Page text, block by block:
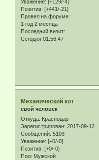
Уважение: [+129/-4]
Позитив: [+441/-21]
Провел на форуме:
1 год 2 месяца
Последний визит:
Сегодня 01:56:47
Механический кот
свой человек
Откуда: Краснодар
Зарегистрирован: 2017-09-12
Сообщений: 5103
Уважение: [+0/-0]
Позитив: [+0/-0]
Пол: Мужской